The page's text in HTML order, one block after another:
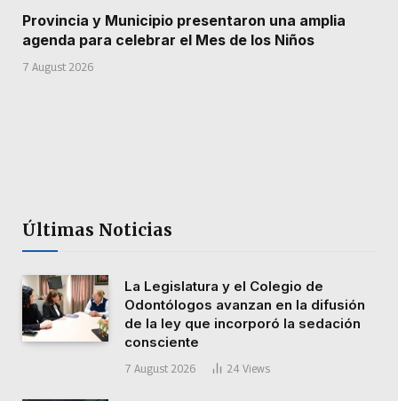
Provincia y Municipio presentaron una amplia
agenda para celebrar el Mes de los Niños
7 August 2026
Últimas Noticias
La Legislatura y el Colegio de
Odontólogos avanzan en la difusión
de la ley que incorporó la sedación
consciente
7 August 2026 24 Views